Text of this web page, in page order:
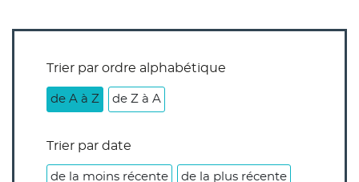
Trier par ordre alphabétique
de A à Z de Z à A
Trier par date
de la moins récente de la plus récente